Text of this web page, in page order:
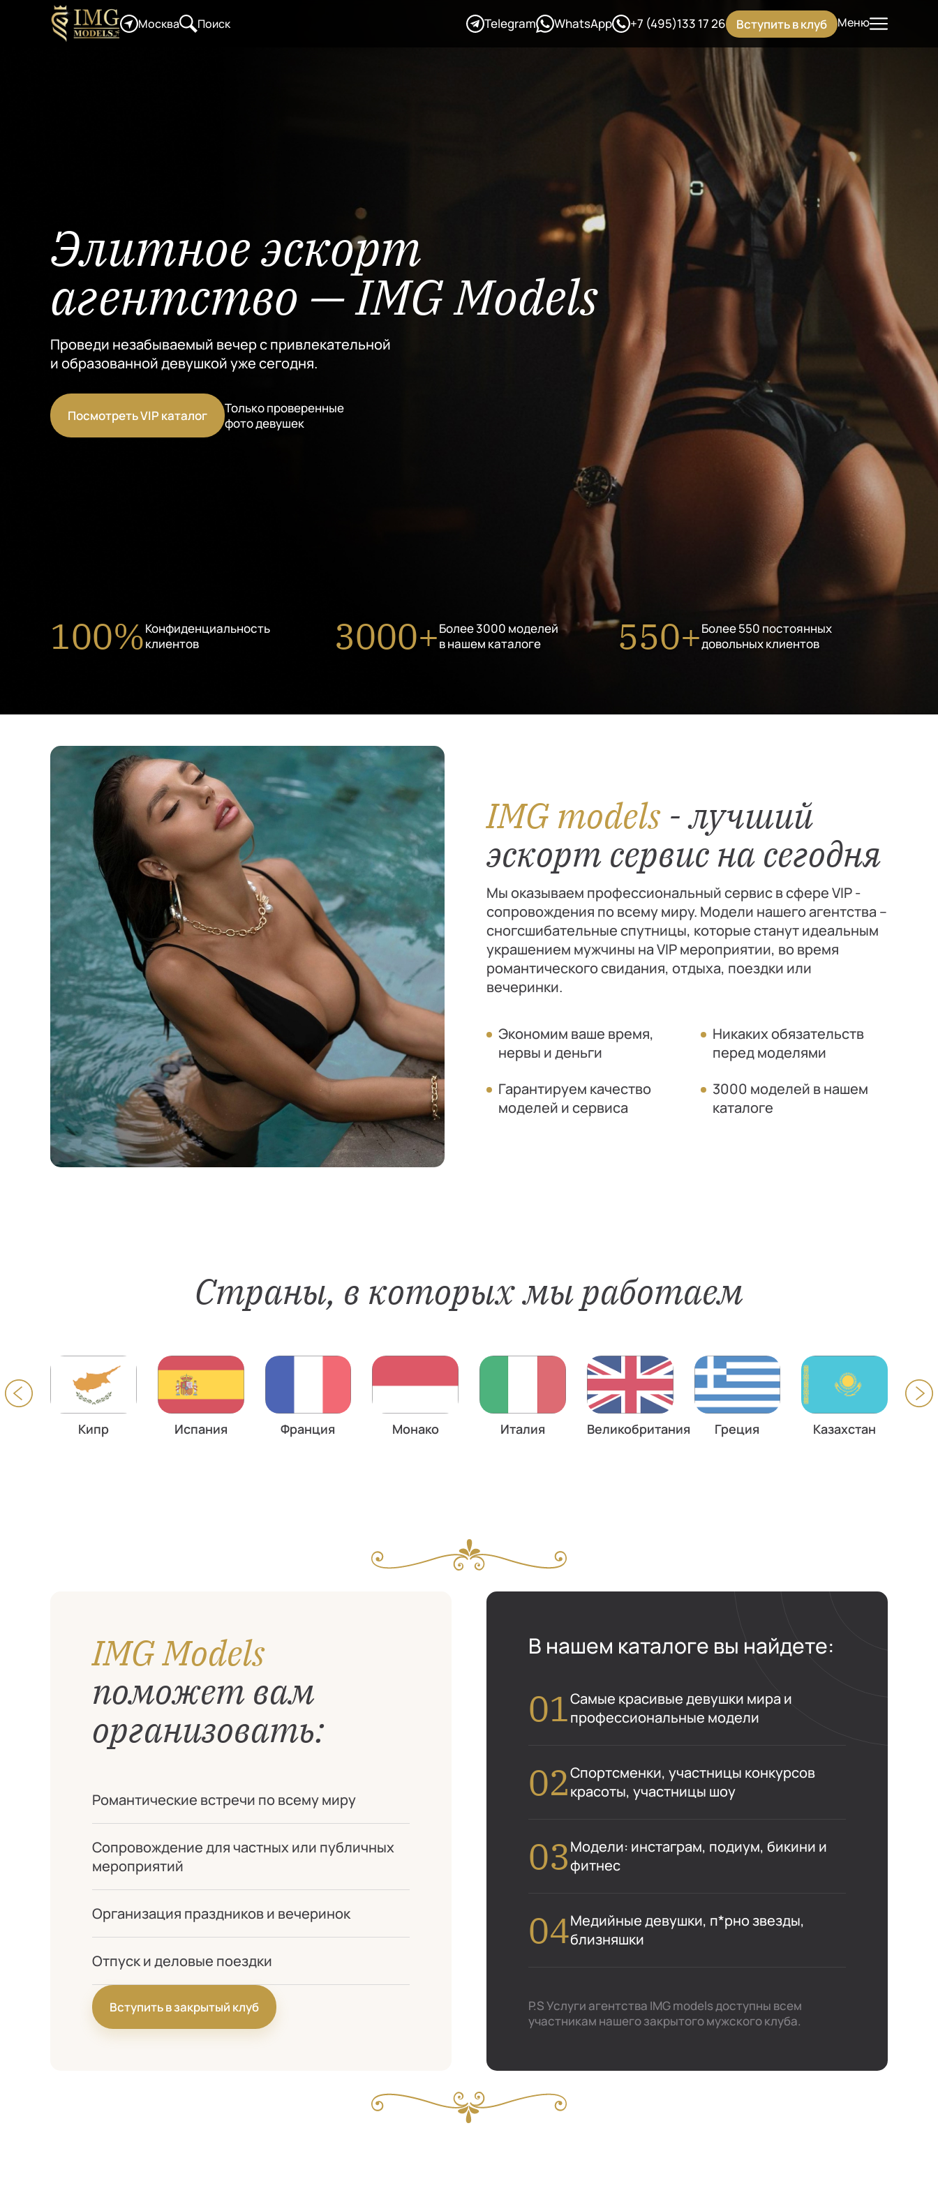
Москва Поиск Telegram WhatsApp +7 (495)133 17 26 Вступить в клуб Меню
Элитное эскорт
агентство — IMG Models
Проведи незабываемый вечер с привлекательной
и образованной девушкой уже сегодня.
Посмотреть VIP каталог
Только проверенные
фото девушек
100%Конфиденциальность
клиентов
3000+Более 3000 моделей
в нашем каталоге
550+Более 550 постоянных
довольных клиентов
IMG models - лучший
эскорт сервис на сегодня
Мы оказываем профессиональный сервис в сфере VIP -
сопровождения по всему миру. Модели нашего агентства –
сногсшибательные спутницы, которые станут идеальным
украшением мужчины на VIP мероприятии, во время
романтического свидания, отдыха, поездки или
вечеринки.
Экономим ваше время,
нервы и деньги
Никаких обязательств
перед моделями
Гарантируем качество
моделей и сервиса
3000 моделей в нашем
каталоге
Страны, в которых мы работаем
Кипр Испания Франция Монако Италия Великобритания Греция Казахстан
IMG Models
поможет вам
организовать:
Романтические встречи по всему миру
Сопровождение для частных или публичных
мероприятий
Организация праздников и вечеринок
Отпуск и деловые поездки
Вступить в закрытый клуб
В нашем каталоге вы найдете:
Самые красивые девушки мира и
профессиональные модели
Спортсменки, участницы конкурсов
красоты, участницы шоу
Модели: инстаграм, подиум, бикини и
фитнес
Медийные девушки, п*рно звезды,
близняшки
P.S Услуги агентства IMG models доступны всем
участникам нашего закрытого мужского клуба.